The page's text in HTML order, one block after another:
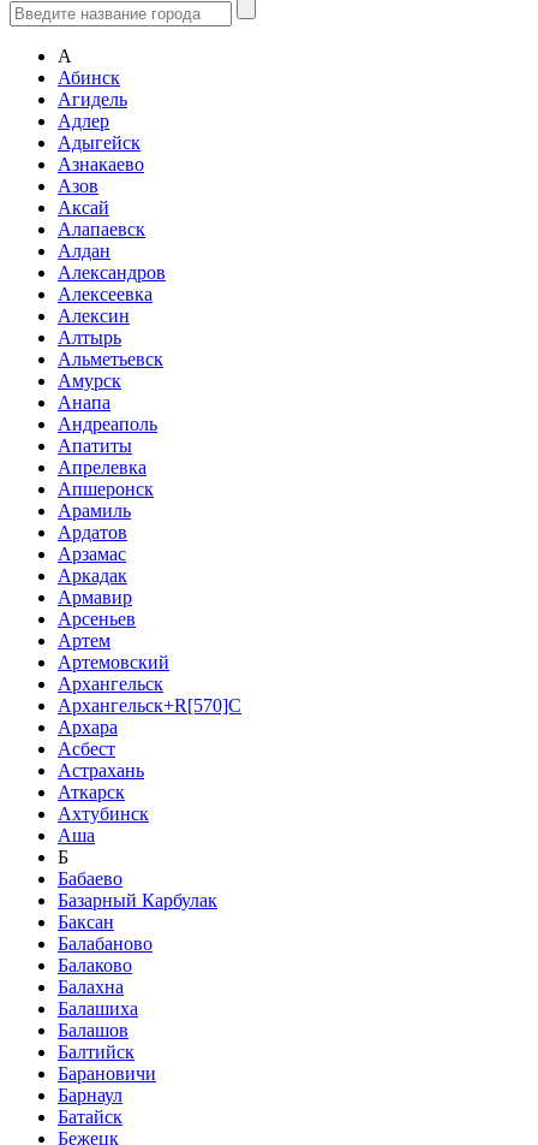
А
Абинск
Агидель
Адлер
Адыгейск
Азнакаево
Азов
Аксай
Алапаевск
Алдан
Александров
Алексеевка
Алексин
Алтырь
Альметьевск
Амурск
Анапа
Андреаполь
Апатиты
Апрелевка
Апшеронск
Арамиль
Ардатов
Арзамас
Аркадак
Армавир
Арсеньев
Артем
Артемовский
Архангельск
Архангельск+R[570]C
Архара
Асбест
Астрахань
Аткарск
Ахтубинск
Аша
Б
Бабаево
Базарный Карбулак
Баксан
Балабаново
Балаково
Балахна
Балашиха
Балашов
Балтийск
Барановичи
Барнаул
Батайск
Бежецк